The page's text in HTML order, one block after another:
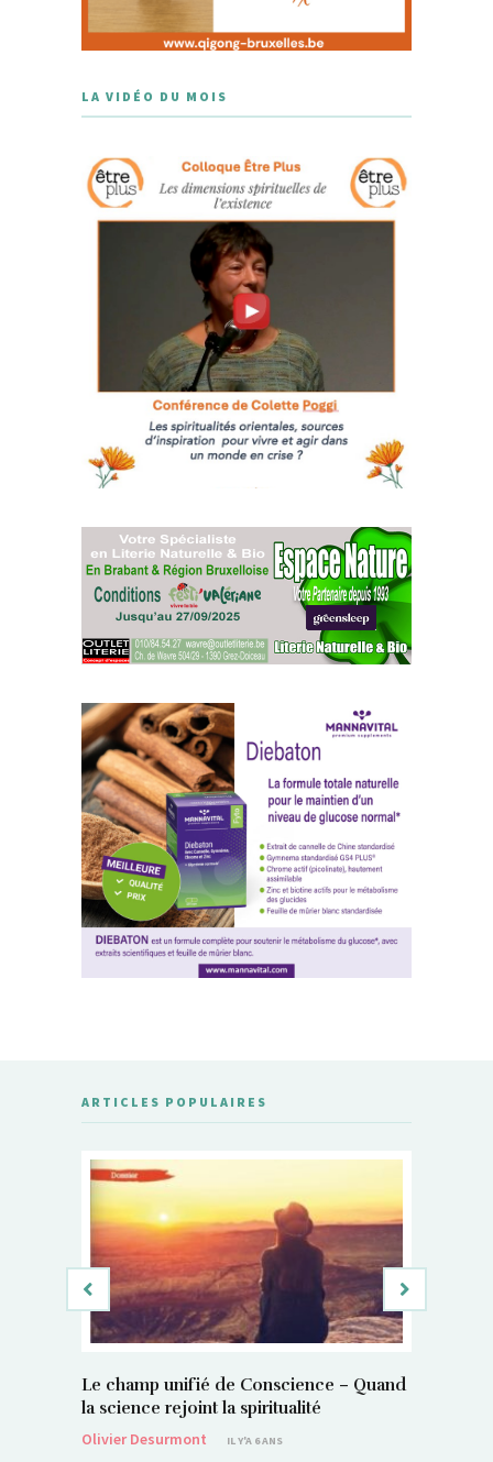
LA VIDÉO DU MOIS
ARTICLES POPULAIRES
Le champ unifié de Conscience – Quand
la science rejoint la spiritualité
Olivier Desurmont
IL Y'A 6 ANS